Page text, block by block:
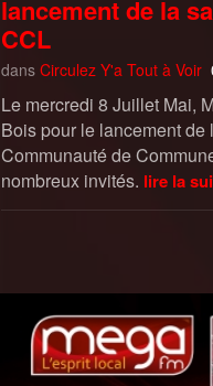
lancement de la
CCL
dans Circulez Y'a Tout à Voir
Le mercredi 8 Juillet Mai,
Bois pour le lancement
Communauté de
nombreux invités. lire la